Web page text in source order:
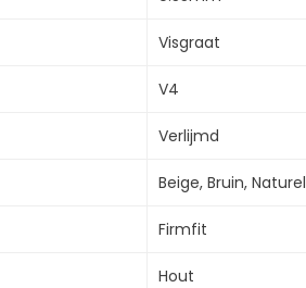
Visgraat
V4
Verlijmd
Beige, Bruin, Naturel
Firmfit
Hout